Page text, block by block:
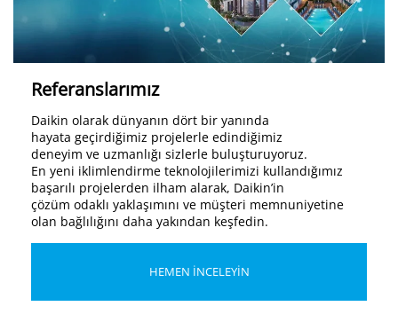
Referanslarımız
Daikin olarak dünyanın dört bir yanında
hayata geçirdiğimiz projelerle edindiğimiz
deneyim ve uzmanlığı sizlerle buluşturuyoruz.
En yeni iklimlendirme teknolojilerimizi kullandığımız
başarılı projelerden ilham alarak, Daikin’in
çözüm odaklı yaklaşımını ve müşteri memnuniyetine
olan bağlılığını daha yakından keşfedin.
HEMEN İNCELEYİN